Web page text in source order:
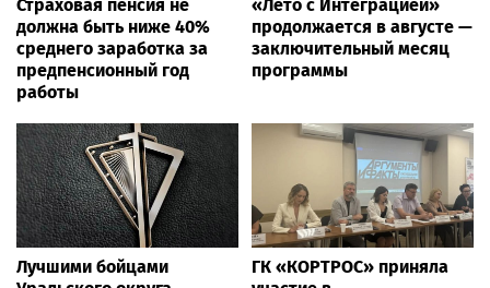
Страховая пенсия не
должна быть ниже 40%
среднего заработка за
предпенсионный год
работы
«Лето с Интеграцией»
продолжается в августе —
заключительный месяц
программы
Лучшими бойцами
ГК «КОРТРОС» приняла